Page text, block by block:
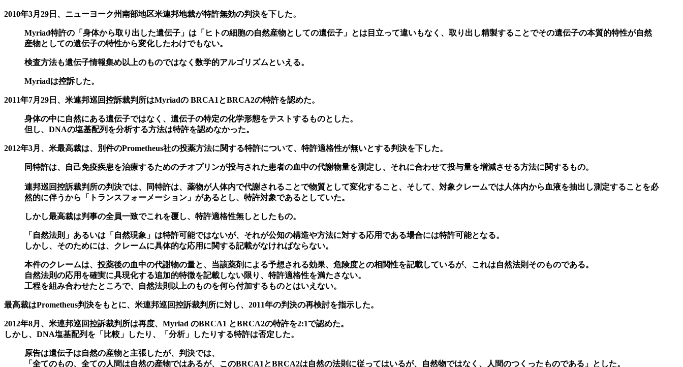
2010年3月29日、ニューヨーク州南部地区米連邦地裁が特許無効の判決を下した。
Myriad特許の「身体から取り出した遺伝子」は「ヒトの細胞の自然産物としての遺伝子」とは目立って違いもなく、取り出し精製することでその遺伝子の本質的特性が自然
産物としての遺伝子の特性から変化したわけでもない。
検査方法も遺伝子情報集め以上のものではなく数学的アルゴリズムといえる。
Myriadは控訴した。
2011年7月29日、米連邦巡回控訴裁判所はMyriadの BRCA1とBRCA2の特許を認めた。
身体の中に自然にある遺伝子ではなく、遺伝子の特定の化学形態をテストするものとした。
但し、DNAの塩基配列を分析する方法は特許を認めなかった。
2012年3月、米最高裁は、別件のPrometheus社の投薬方法に関する特許について、特許適格性が無いとする判決を下した。
同特許は、自己免疫疾患を治療するためのチオプリンが投与された患者の血中の代謝物量を測定し、それに合わせて投与量を増減させる方法に関するもの。
連邦巡回控訴裁判所の判決では、同特許は、薬物が人体内で代謝されることで物質として変化すること、そして、対象クレームでは人体内から血液を抽出し測定することを必
然的に伴うから「トランスフォーメーション」があるとし、特許対象であるとしていた。
しかし最高裁は判事の全員一致でこれを覆し、特許適格性無しとしたもの。
「自然法則」あるいは「自然現象」は特許可能ではないが、それが公知の構造や方法に対する応用である場合には特許可能となる。
しかし、そのためには、クレームに具体的な応用に関する記載がなければならない。
本件のクレームは、投薬後の血中の代謝物の量と、当該薬剤による予想される効果、危険度との相関性を記載しているが、これは自然法則そのものである。
自然法則の応用を確実に具現化する追加的特徴を記載しない限り、特許適格性を満たさない。
工程を組み合わせたところで、自然法則以上のものを何ら付加するものとはいえない。
最高裁はPrometheus判決をもとに、米連邦巡回控訴裁判所に対し、2011年の判決の再検討を指示した。
2012年8月、米連邦巡回控訴裁判所は再度、Myriad のBRCA1 とBRCA2の特許を2:1で認めた。
しかし、DNA塩基配列を「比較」したり、「分析」したりする特許は否定した。
原告は遺伝子は自然の産物と主張したが、判決では、
「全てのもの、全ての人間は自然の産物ではあるが、このBRCA1とBRCA2は自然の法則に従ってはいるが、自然物ではなく、人間のつくったものである」とした。